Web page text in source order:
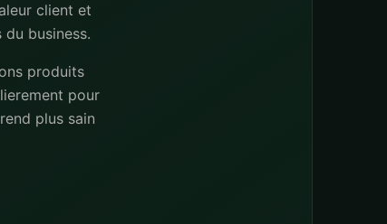
client et
business.
produits
pour
plus sain